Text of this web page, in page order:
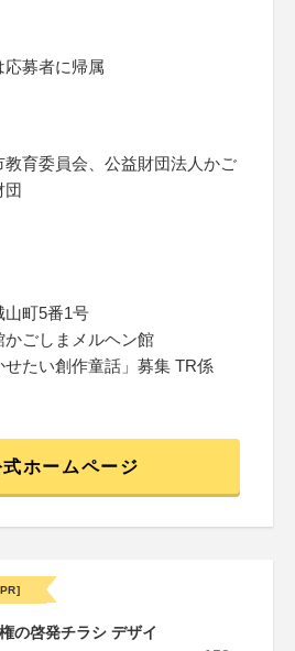
応募者に帰属
教育委員会、公益財団法人かご
団
山町5番1号
ごしまメルヘン館
せたい創作童話」募集 TR係
式ホームページ
の啓発チラシ デザイ